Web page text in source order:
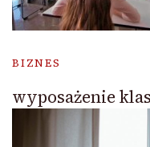
BIZNES
wyposażenie